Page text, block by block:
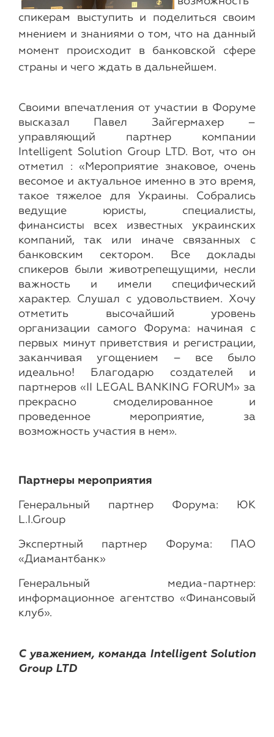
спикерам выступить и поделиться своим
мнением и знаниями о том, что на данный
момент происходит в банковской сфере
страны и чего ждать в дальнейшем.
Своими впечатления от участии в Форуме
высказал Павел Зайгермахер –
управляющий партнер компании
Intelligent Solution Group LTD. Вот, что он
отметил : «Мероприятие знаковое, очень
весомое и актуальное именно в это время,
такое тяжелое для Украины. Собрались
ведущие юристы, специалисты,
финансисты всех известных украинских
компаний, так или иначе связанных с
банковским сектором. Все доклады
спикеров были животрепещущими, несли
важность и имели специфический
характер. Слушал с удовольствием. Хочу
отметить высочайший уровень
организации самого Форума: начиная с
первых минут приветствия и регистрации,
заканчивая угощением – все было
идеально! Благодарю создателей и
партнеров «II LEGAL BANKING FORUM» за
прекрасно смоделированное и
проведенное мероприятие, за
возможность участия в нем».
Партнеры мероприятия
Генеральный партнер Форума: ЮК
L.I.Group
Экспертный партнер Форума: ПАО
«Диамантбанк»
Генеральный медиа-партнер:
информационное агентство «Финансовый
клуб».
C уважением, команда Intelligent Solution
Group LTD